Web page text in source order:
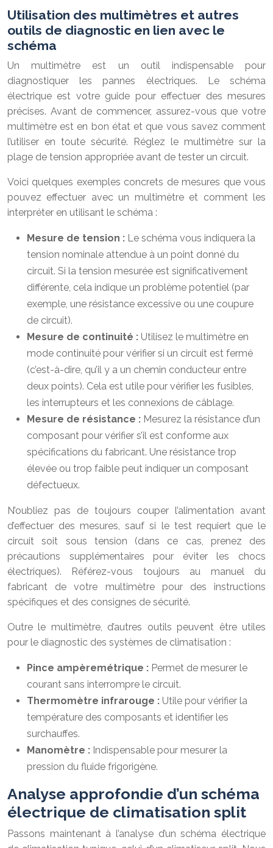
Utilisation des multimètres et autres
outils de diagnostic en lien avec le
schéma
Un multimètre est un outil indispensable pour
diagnostiquer les pannes électriques. Le schéma
électrique est votre guide pour effectuer des mesures
précises. Avant de commencer, assurez-vous que votre
multimètre est en bon état et que vous savez comment
l’utiliser en toute sécurité. Réglez le multimètre sur la
plage de tension appropriée avant de tester un circuit.
Voici quelques exemples concrets de mesures que vous
pouvez effectuer avec un multimètre et comment les
interpréter en utilisant le schéma :
Mesure de tension : Le schéma vous indiquera la
tension nominale attendue à un point donné du
circuit. Si la tension mesurée est significativement
différente, cela indique un problème potentiel (par
exemple, une résistance excessive ou une coupure
de circuit).
Mesure de continuité : Utilisez le multimètre en
mode continuité pour vérifier si un circuit est fermé
(c’est-à-dire, qu’il y a un chemin conducteur entre
deux points). Cela est utile pour vérifier les fusibles,
les interrupteurs et les connexions de câblage.
Mesure de résistance : Mesurez la résistance d’un
composant pour vérifier s’il est conforme aux
spécifications du fabricant. Une résistance trop
élevée ou trop faible peut indiquer un composant
défectueux.
N’oubliez pas de toujours couper l’alimentation avant
d’effectuer des mesures, sauf si le test requiert que le
circuit soit sous tension (dans ce cas, prenez des
précautions supplémentaires pour éviter les chocs
électriques). Référez-vous toujours au manuel du
fabricant de votre multimètre pour des instructions
spécifiques et des consignes de sécurité.
Outre le multimètre, d’autres outils peuvent être utiles
pour le diagnostic des systèmes de climatisation :
Pince ampèremétrique : Permet de mesurer le
courant sans interrompre le circuit.
Thermomètre infrarouge : Utile pour vérifier la
température des composants et identifier les
surchauffes.
Manomètre : Indispensable pour mesurer la
pression du fluide frigorigène.
Analyse approfondie d’un schéma
électrique de climatisation split
Passons maintenant à l’analyse d’un schéma électrique